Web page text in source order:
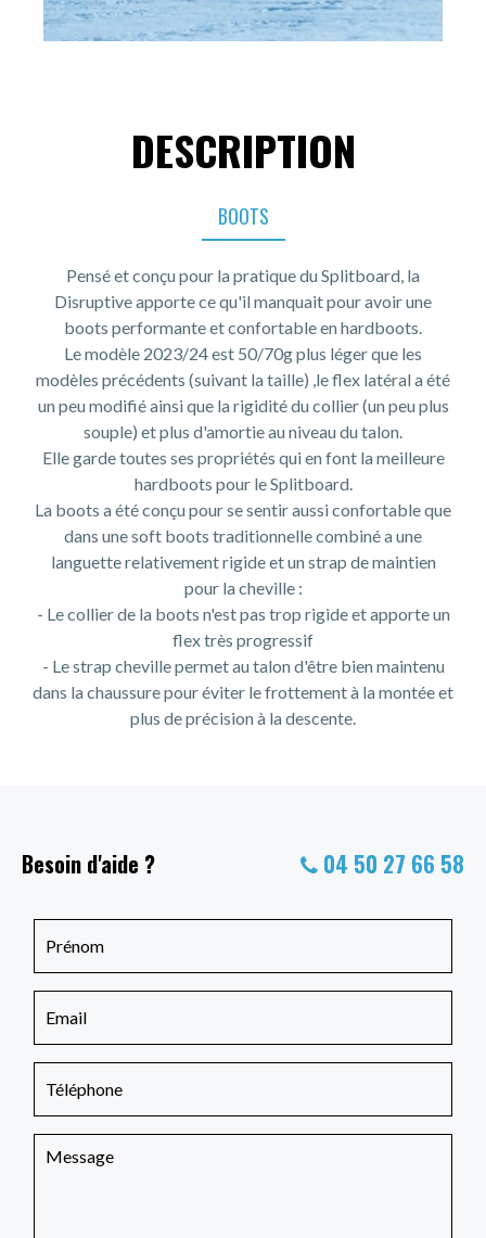
DESCRIPTION
BOOTS
Pensé et conçu pour la pratique du Splitboard, la
Disruptive apporte ce qu'il manquait pour avoir une
boots performante et confortable en hardboots.
Le modèle 2023/24 est 50/70g plus léger que les
modèles précédents (suivant la taille) ,le flex latéral a été
un peu modifié ainsi que la rigidité du collier (un peu plus
souple) et plus d'amortie au niveau du talon.
Elle garde toutes ses propriétés qui en font la meilleure
hardboots pour le Splitboard.
La boots a été conçu pour se sentir aussi confortable que
dans une soft boots traditionnelle combiné a une
languette relativement rigide et un strap de maintien
pour la cheville :
- Le collier de la boots n'est pas trop rigide et apporte un
flex très progressif
- Le strap cheville permet au talon d'être bien maintenu
dans la chaussure pour éviter le frottement à la montée et
plus de précision à la descente.
Besoin d'aide ? 04 50 27 66 58